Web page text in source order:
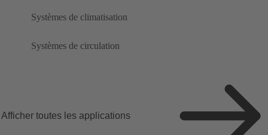
Systèmes de climatisation
Systèmes de circulation
Afficher toutes les applications